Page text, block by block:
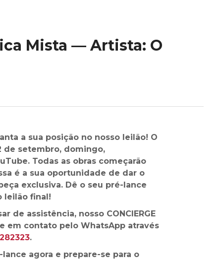
Mista — Artista: O
a sua posição no nosso leilão! O
de setembro, domingo,
Todas as obras começarão
é a sua oportunidade de dar o
exclusiva. Dê o seu pré-lance
leilão final!
de assistência, nosso CONCIERGE
em contato pelo WhatsApp através
.
agora e prepare-se para o